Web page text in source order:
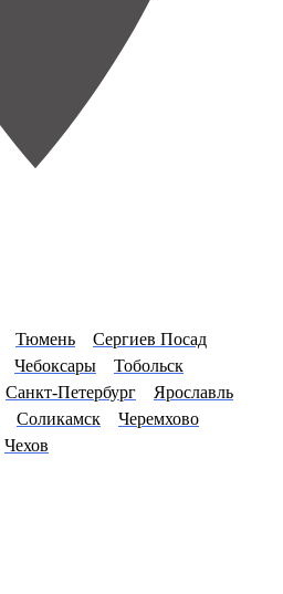
Тюмень
Сергиев Посад
Чебоксары
Тобольск
Санкт-Петербург
Ярославль
Соликамск
Черемхово
Чехов